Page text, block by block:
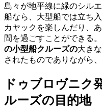
島々が地平線に緑のシル
船なら、大型船では立ち
カヤックを楽しんだり、
間を過ごすことができる
の小型船クルーズの大き
されたものでありながら
ドゥブロヴニク
ルーズの目的地